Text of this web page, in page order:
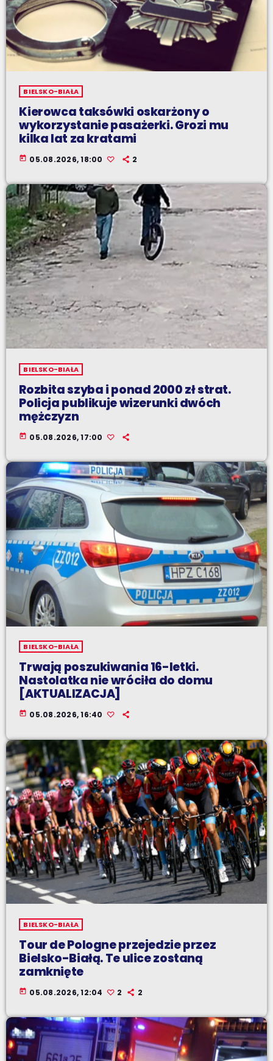
BIELSKO-BIAŁA
Kierowca taksówki oskarżony o
wykorzystanie pasażerki. Grozi mu
kilka lat za kratami
today 05.08.2026, 18:00 2
BIELSKO-BIAŁA
Rozbita szyba i ponad 2000 zł strat.
Policja publikuje wizerunki dwóch
mężczyzn
today 05.08.2026, 17:00
BIELSKO-BIAŁA
Trwają poszukiwania 16-letki.
Nastolatka nie wróciła do domu
[AKTUALIZACJA]
today 05.08.2026, 16:40
BIELSKO-BIAŁA
Tour de Pologne przejedzie przez
Bielsko-Białą. Te ulice zostaną
zamknięte
today 05.08.2026, 12:04 2 2